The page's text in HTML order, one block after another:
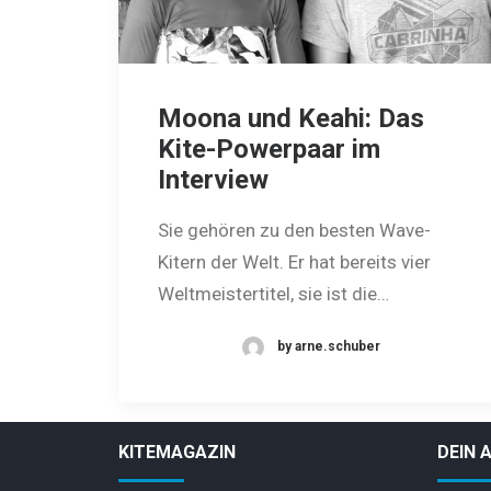
Moona und Keahi: Das
Kite-Powerpaar im
Interview
Sie gehören zu den besten Wave-
Kitern der Welt. Er hat bereits vier
Weltmeistertitel, sie ist die…
by arne.schuber
KITEMAGAZIN DEIN